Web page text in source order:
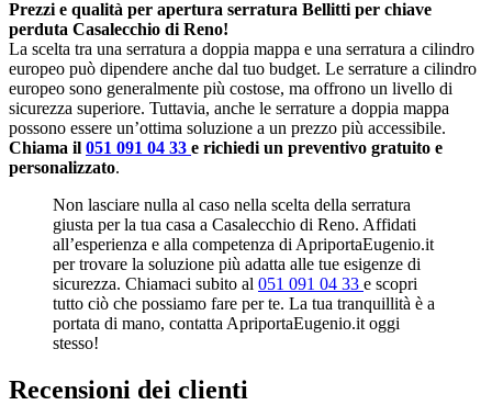
Prezzi e qualità per apertura serratura Bellitti per chiave
perduta Casalecchio di Reno!
La scelta tra una serratura a doppia mappa e una serratura a cilindro
europeo può dipendere anche dal tuo budget. Le serrature a cilindro
europeo sono generalmente più costose, ma offrono un livello di
sicurezza superiore. Tuttavia, anche le serrature a doppia mappa
possono essere un’ottima soluzione a un prezzo più accessibile.
Chiama il 051 091 04 33 e richiedi un preventivo gratuito e
personalizzato.
Non lasciare nulla al caso nella scelta della serratura
giusta per la tua casa a Casalecchio di Reno. Affidati
all’esperienza e alla competenza di ApriportaEugenio.it
per trovare la soluzione più adatta alle tue esigenze di
sicurezza. Chiamaci subito al 051 091 04 33 e scopri
tutto ciò che possiamo fare per te. La tua tranquillità è a
portata di mano, contatta ApriportaEugenio.it oggi
stesso!
Recensioni dei clienti